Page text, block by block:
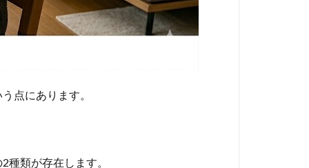
点にあります。
類が存在します。